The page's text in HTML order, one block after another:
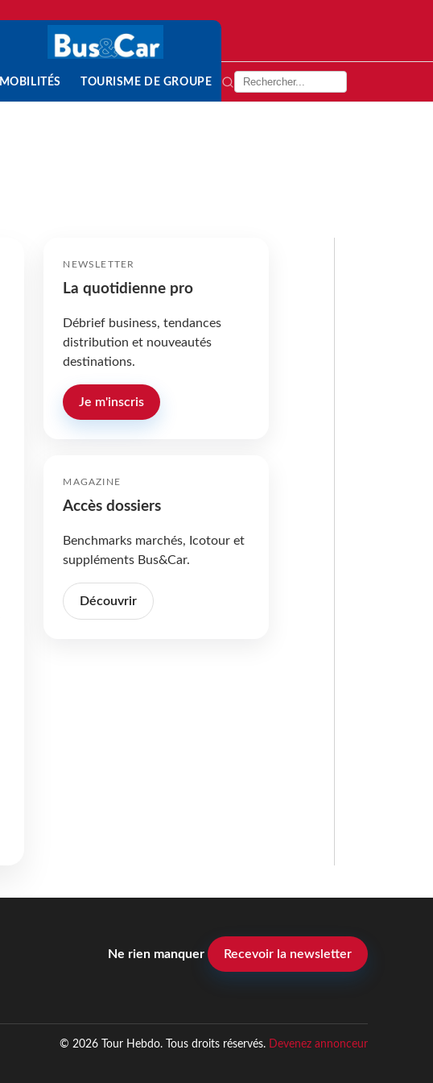
MOBILITÉS TOURISME DE GROUPE
NEWSLETTER
La quotidienne pro
Débrief business, tendances
distribution et nouveautés
destinations.
Je m'inscris
MAGAZINE
Accès dossiers
Benchmarks marchés, Icotour et
suppléments Bus&Car.
Découvrir
Ne rien manquer Recevoir la newsletter
© 2026 Tour Hebdo. Tous droits réservés. Devenez annonceur